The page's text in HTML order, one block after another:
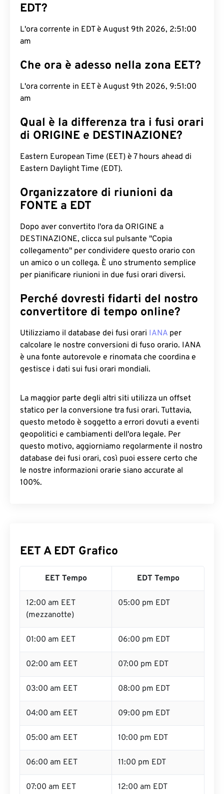
EDT?
L'ora corrente in EDT è August 9th 2026, 2:51:01
am
Che ora è adesso nella zona EET?
L'ora corrente in EET è August 9th 2026, 9:51:01
am
Qual è la differenza tra i fusi orari
di ORIGINE e DESTINAZIONE?
Eastern European Time (EET) è 7 hours ahead di
Eastern Daylight Time (EDT).
Organizzatore di riunioni da
FONTE a EDT
Dopo aver convertito l'ora da ORIGINE a
DESTINAZIONE, clicca sul pulsante "Copia
collegamento" per condividere questo orario con
un amico o un collega. È uno strumento semplice
per pianificare riunioni in due fusi orari diversi.
Perché dovresti fidarti del nostro
convertitore di tempo online?
Utilizziamo il database dei fusi orari IANA per
calcolare le nostre conversioni di fuso orario. IANA
è una fonte autorevole e rinomata che coordina e
gestisce i dati sui fusi orari mondiali.
La maggior parte degli altri siti utilizza un offset
statico per la conversione tra fusi orari. Tuttavia,
questo metodo è soggetto a errori dovuti a eventi
geopolitici e cambiamenti dell'ora legale. Per
questo motivo, aggiorniamo regolarmente il nostro
database dei fusi orari, così puoi essere certo che
le nostre informazioni orarie siano accurate al
100%.
EET A EDT Grafico
EET Tempo EDT Tempo
12:00 am EET
(mezzanotte)
05:00 pm EDT
01:00 am EET 06:00 pm EDT
02:00 am EET 07:00 pm EDT
03:00 am EET 08:00 pm EDT
04:00 am EET 09:00 pm EDT
05:00 am EET 10:00 pm EDT
06:00 am EET 11:00 pm EDT
07:00 am EET 12:00 am EDT